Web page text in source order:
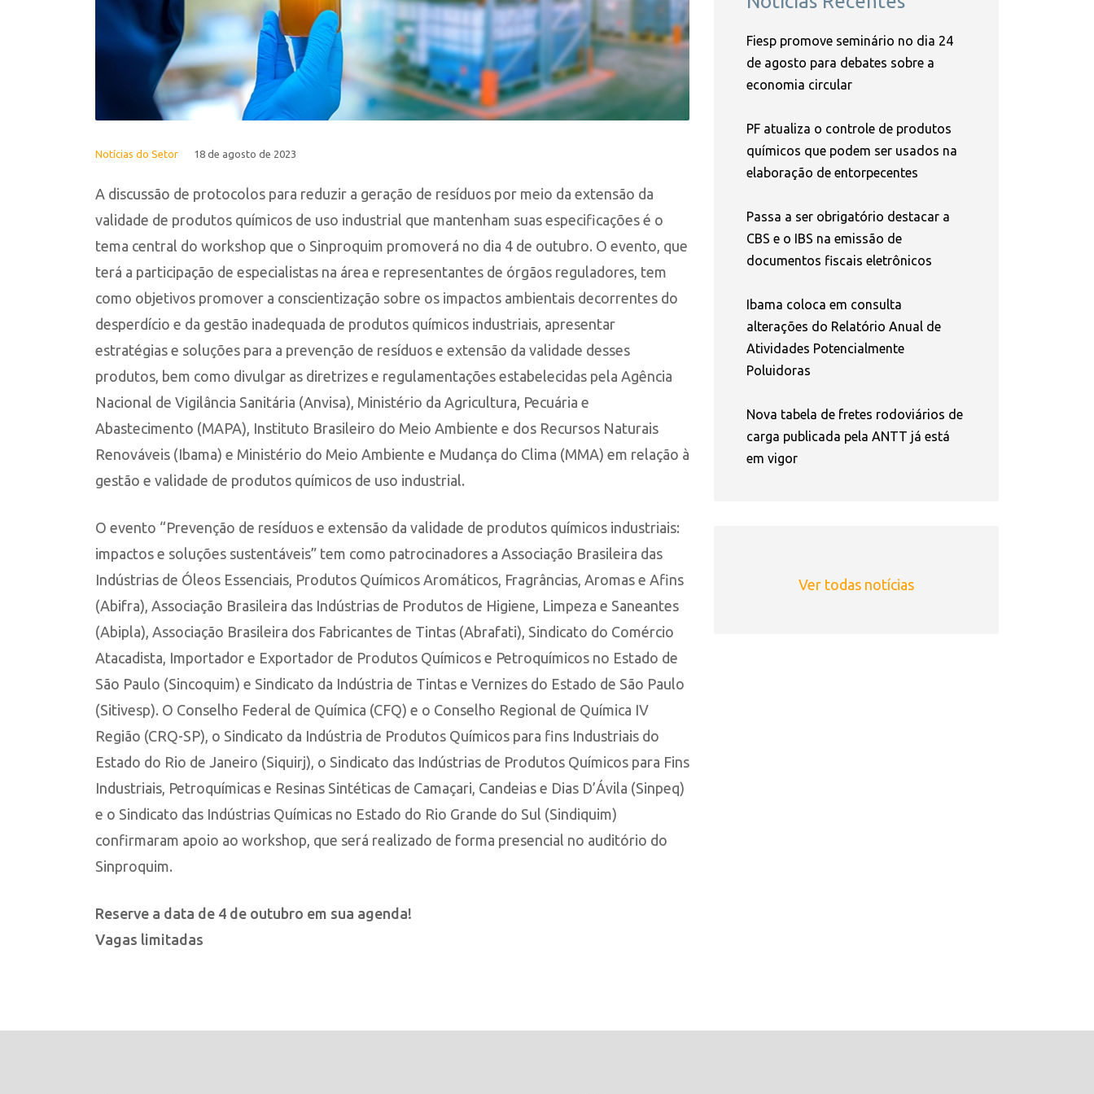
Notícias do Setor 18 de agosto de 2023
A discussão de protocolos para reduzir a geração de resíduos por meio da extensão da
validade de produtos químicos de uso industrial que mantenham suas especificações é o
tema central do workshop que o Sinproquim promoverá no dia 4 de outubro. O evento, que
terá a participação de especialistas na área e representantes de órgãos reguladores, tem
como objetivos promover a conscientização sobre os impactos ambientais decorrentes do
desperdício e da gestão inadequada de produtos químicos industriais, apresentar
estratégias e soluções para a prevenção de resíduos e extensão da validade desses
produtos, bem como divulgar as diretrizes e regulamentações estabelecidas pela Agência
Nacional de Vigilância Sanitária (Anvisa), Ministério da Agricultura, Pecuária e
Abastecimento (MAPA), Instituto Brasileiro do Meio Ambiente e dos Recursos Naturais
Renováveis (Ibama) e Ministério do Meio Ambiente e Mudança do Clima (MMA) em relação à
gestão e validade de produtos químicos de uso industrial.
O evento “Prevenção de resíduos e extensão da validade de produtos químicos industriais:
impactos e soluções sustentáveis” tem como patrocinadores a Associação Brasileira das
Indústrias de Óleos Essenciais, Produtos Químicos Aromáticos, Fragrâncias, Aromas e Afins
(Abifra), Associação Brasileira das Indústrias de Produtos de Higiene, Limpeza e Saneantes
(Abipla), Associação Brasileira dos Fabricantes de Tintas (Abrafati), Sindicato do Comércio
Atacadista, Importador e Exportador de Produtos Químicos e Petroquímicos no Estado de
São Paulo (Sincoquim) e Sindicato da Indústria de Tintas e Vernizes do Estado de São Paulo
(Sitivesp). O Conselho Federal de Química (CFQ) e o Conselho Regional de Química IV
Região (CRQ-SP), o Sindicato da Indústria de Produtos Químicos para fins Industriais do
Estado do Rio de Janeiro (Siquirj), o Sindicato das Indústrias de Produtos Químicos para Fins
Industriais, Petroquímicas e Resinas Sintéticas de Camaçari, Candeias e Dias D’Ávila (Sinpeq)
e o Sindicato das Indústrias Químicas no Estado do Rio Grande do Sul (Sindiquim)
confirmaram apoio ao workshop, que será realizado de forma presencial no auditório do
Sinproquim.
Reserve a data de 4 de outubro em sua agenda!
Vagas limitadas
Fiesp promove seminário no dia 24
de agosto para debates sobre a
economia circular
PF atualiza o controle de produtos
químicos que podem ser usados na
elaboração de entorpecentes
Passa a ser obrigatório destacar a
CBS e o IBS na emissão de
documentos fiscais eletrônicos
Ibama coloca em consulta
alterações do Relatório Anual de
Atividades Potencialmente
Poluidoras
Nova tabela de fretes rodoviários de
carga publicada pela ANTT já está
em vigor
Ver todas notícias